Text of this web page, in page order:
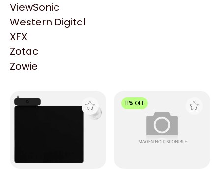
ViewSonic
Western Digital
XFX
Zotac
Zowie
BLACK
MOUSE LOGITEC M520
USB-C USO
11% OFF